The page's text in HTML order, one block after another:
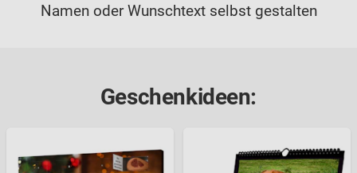
Namen oder Wunschtext selbst gestalten
Geschenkideen: